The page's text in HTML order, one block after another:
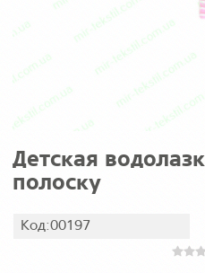
Детская
полоску
Код:00197